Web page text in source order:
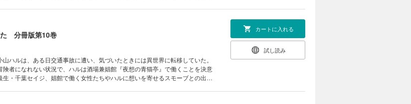
分冊版第9巻！
た 分冊版第10巻
ハルは、ある日交通事故に遭い、気づいたときには異世界に転移していた。
者になれない状況で、ハルは酒場兼娼館『夜想の青猫亭』で働くことを決意
・千葉セイジ、娼館で働く女性たちやハルに想いを寄せるスモーブとの出会
カートに入れる
試し読み